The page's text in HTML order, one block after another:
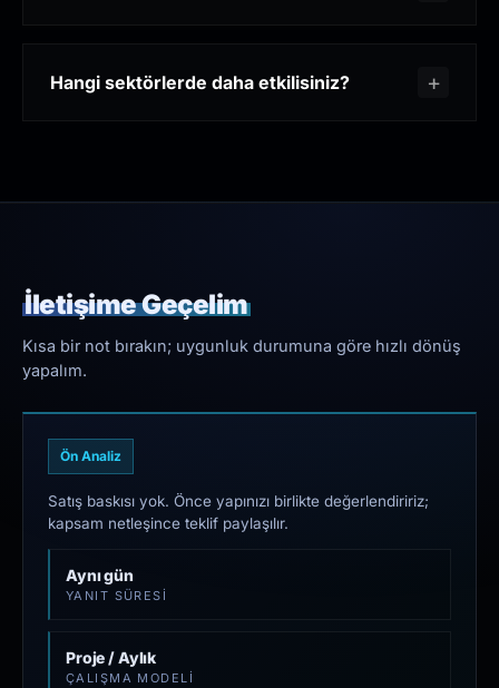
Hangi sektörlerde daha etkilisiniz?
İletişime Geçelim
Kısa bir not bırakın; uygunluk durumuna göre hızlı dönüş
yapalım.
Ön Analiz
Satış baskısı yok. Önce yapınızı birlikte değerlendiririz;
kapsam netleşince teklif paylaşılır.
Aynı gün
YANIT SÜRESI
Proje / Aylık
ÇALIŞMA MODELI